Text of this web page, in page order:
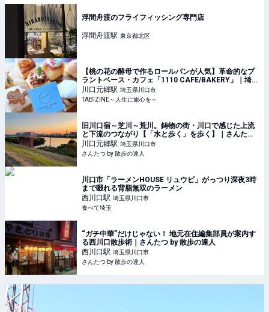
浮間舟渡のフライフィッシング専門店
浮間舟渡駅 東京都北区
【桃の花の酵母で作るロールパンが人気】革命的なプ
ラントベース・カフェ「1110 CAFE/BAKERY」｜埼
玉・川口 | TABIZINE～人生に旅心を～
川口元郷駅 埼玉県川口市
TABIZINE～人生に旅心を～
旧川口宿～芝川～荒川。鋳物の街・川口で感じた上流
と下流のつながり【「水と歩く」を歩く】｜さんたつ
by 散歩の達人
川口元郷駅 埼玉県川口市
さんたつ by 散歩の達人
川口市「ラーメンHOUSE リュウビ」がっつり深夜3時
まで啜れる背脂無双のラーメン
西川口駅 埼玉県川口市
食べて埼玉
“ガチ中華”だけじゃない！ 地元在住編集部員が案内す
る西川口散歩術｜さんたつ by 散歩の達人
西川口駅 埼玉県川口市
さんたつ by 散歩の達人